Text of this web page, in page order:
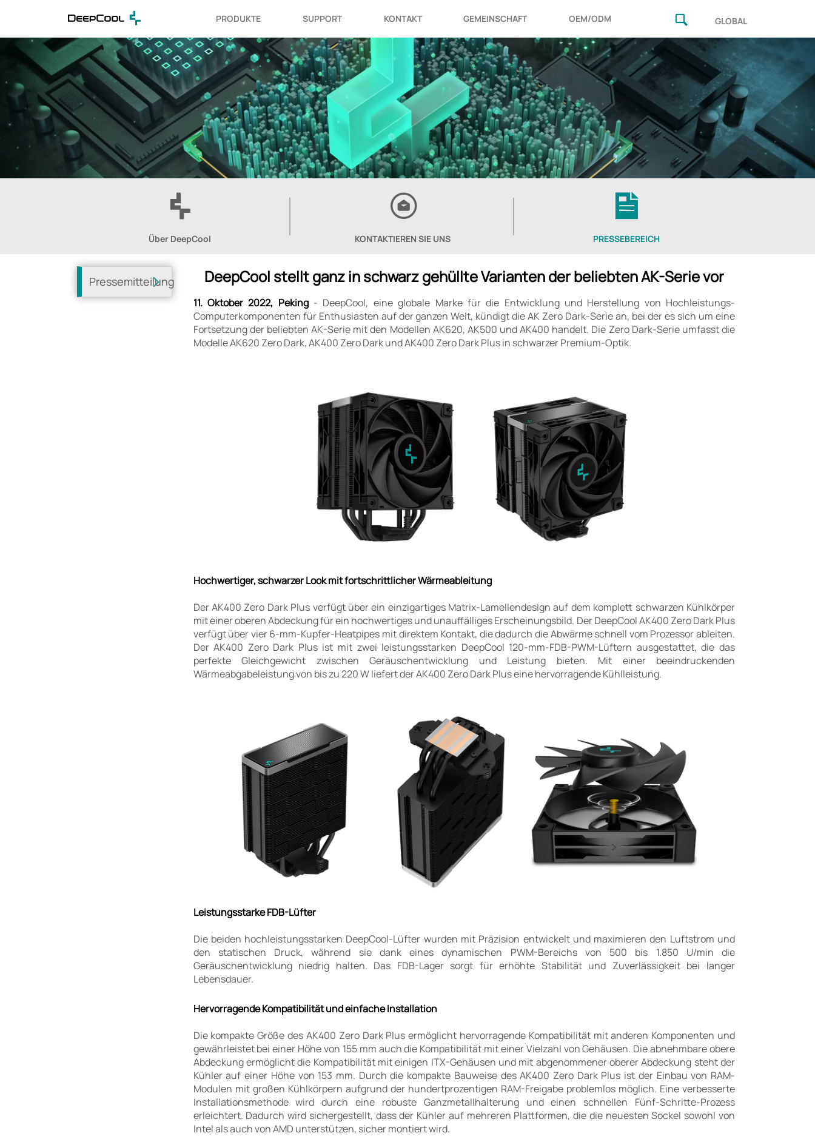
PRODUKTE SUPPORT KONTAKT GEMEINSCHAFT OEM/ODM GLOBAL
Über DeepCool KONTAKTIEREN SIE UNS PRESSEBEREICH
Pressemitteilung DeepCool stellt ganz in schwarz gehüllte Varianten der beliebten AK-Serie vor
11. Oktober 2022, Peking- DeepCool, eine globale Marke für die Entwicklung und Herstellung von Hochleistungs-
Computerkomponenten für Enthusiasten auf der ganzen Welt, kündigt die AK Zero Dark-Serie an, bei der es sich um eine
Fortsetzung der beliebten AK-Serie mit den Modellen AK620, AK500 und AK400 handelt. Die Zero Dark-Serie umfasst die
Modelle AK620 Zero Dark, AK400 Zero Dark und AK400 Zero Dark Plus in schwarzer Premium-Optik.
Hochwertiger, schwarzer Look mit fortschrittlicher Wärmeableitung
Der AK400 Zero Dark Plus verfügt über ein einzigartiges Matrix-Lamellendesign auf dem komplett schwarzen Kühlkörper
mit einer oberen Abdeckung für ein hochwertiges und unauffälliges Erscheinungsbild. Der DeepCool AK400 Zero Dark Plus
verfügt über vier 6-mm-Kupfer-Heatpipes mit direktem Kontakt, die dadurch die Abwärme schnell vom Prozessor ableiten.
Der AK400 Zero Dark Plus ist mit zwei leistungsstarken DeepCool 120-mm-FDB-PWM-Lüftern ausgestattet, die das
perfekte Gleichgewicht zwischen Geräuschentwicklung und Leistung bieten. Mit einer beeindruckenden
Wärmeabgabeleistung von bis zu 220 W liefert der AK400 Zero Dark Plus eine hervorragende Kühlleistung.
Leistungsstarke FDB-Lüfter
Die beiden hochleistungsstarken DeepCool-Lüfter wurden mit Präzision entwickelt und maximieren den Luftstrom und
den statischen Druck, während sie dank eines dynamischen PWM-Bereichs von 500 bis 1.850 U/min die
Geräuschentwicklung niedrig halten. Das FDB-Lager sorgt für erhöhte Stabilität und Zuverlässigkeit bei langer
Lebensdauer.
Hervorragende Kompatibilität und einfache Installation
Die kompakte Größe des AK400 Zero Dark Plus ermöglicht hervorragende Kompatibilität mit anderen Komponenten und
gewährleistet bei einer Höhe von 155 mm auch die Kompatibilität mit einer Vielzahl von Gehäusen. Die abnehmbare obere
Abdeckung ermöglicht die Kompatibilität mit einigen ITX-Gehäusen und mit abgenommener oberer Abdeckung steht der
Kühler auf einer Höhe von 153 mm. Durch die kompakte Bauweise des AK400 Zero Dark Plus ist der Einbau von RAM-
Modulen mit großen Kühlkörpern aufgrund der hundertprozentigen RAM-Freigabe problemlos möglich. Eine verbesserte
Installationsmethode wird durch eine robuste Ganzmetallhalterung und einen schnellen Fünf-Schritte-Prozess
erleichtert. Dadurch wird sichergestellt, dass der Kühler auf mehreren Plattformen, die die neuesten Sockel sowohl von
Intel als auch von AMD unterstützen, sicher montiert wird.